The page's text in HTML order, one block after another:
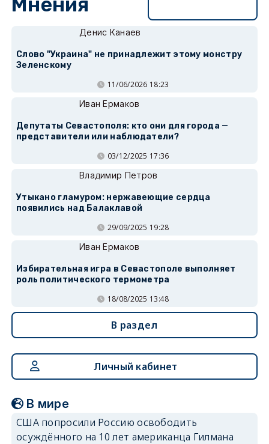
Денис Канаев
Слово "Украина" не принадлежит этому монстру
Зеленскому
11/06/2026 18:23
Иван Ермаков
Депутаты Севастополя: кто они для города —
представители или наблюдатели?
03/12/2025 17:36
Владимир Петров
Утыкано гламуром: нержавеющие сердца
появились над Балаклавой
29/09/2025 19:28
Иван Ермаков
Избирательная игра в Севастополе выполняет
роль политического термометра
18/08/2025 13:48
В раздел
Личный кабинет
В мире
США попросили Россию освободить
осуждённого на 10 лет американца Гилмана